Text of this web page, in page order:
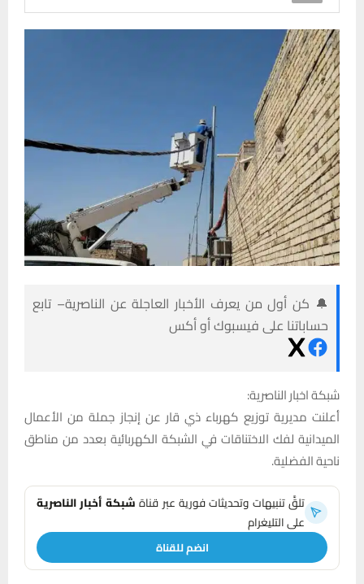
🔔 كن أول من يعرف الأخبار العاجلة عن الناصرية– تابع
حساباتنا على فيسبوك أو أكس
شبكة اخبار الناصرية:
أعلنت مديرية توزيع كهرباء ذي قار عن إنجاز جملة من الأعمال
الميدانية لفك الاختناقات في الشبكة الكهربائية بعدد من مناطق
ناحية الفضلية.
تلقَّ تنبيهات وتحديثات فورية عبر قناةشبكة أخبار الناصرية
على التليغرام
انضم للقناة